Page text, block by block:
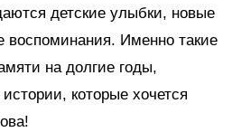
детские улыбки, новые
воспоминания. Именно такие
на долгие годы,
которые хочется